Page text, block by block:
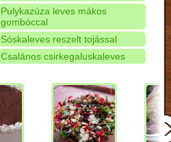
Pulykazúza leves mákos
gombóccal
Sóskaleves reszelt tojással
Csalános csirkegaluskaleves